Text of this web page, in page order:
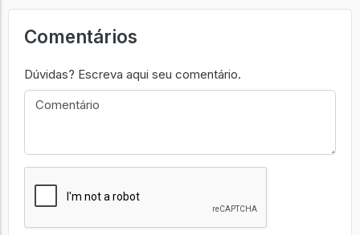
Comentários
Dúvidas? Escreva aqui seu comentário.